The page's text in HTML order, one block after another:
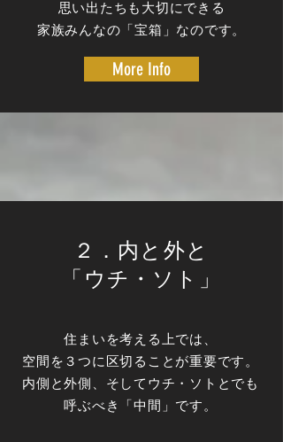
思い出たちも大切にできる
家族みんなの「宝箱」なのです。
More Info
​２．内と外と
「 ウチ・ソト」
住まいを考える上では、
空間を３つに区切ることが重要です。
内側と外側、そしてウチ・ソトとでも
呼ぶべき「中間」です。